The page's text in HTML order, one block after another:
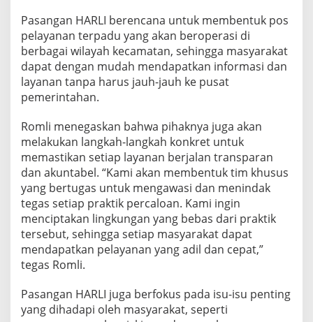
t
L
a
p
u
U
a
r
a
Pasangan HARLI berencana untuk membentuk pos
pelayanan terpadu yang akan beroperasi di
berbagai wilayah kecamatan, sehingga masyarakat
dapat dengan mudah mendapatkan informasi dan
layanan tanpa harus jauh-jauh ke pusat
pemerintahan.
Romli menegaskan bahwa pihaknya juga akan
melakukan langkah-langkah konkret untuk
memastikan setiap layanan berjalan transparan
dan akuntabel. “Kami akan membentuk tim khusus
yang bertugas untuk mengawasi dan menindak
tegas setiap praktik percaloan. Kami ingin
menciptakan lingkungan yang bebas dari praktik
tersebut, sehingga setiap masyarakat dapat
mendapatkan pelayanan yang adil dan cepat,”
tegas Romli.
Pasangan HARLI juga berfokus pada isu-isu penting
yang dihadapi oleh masyarakat, seperti